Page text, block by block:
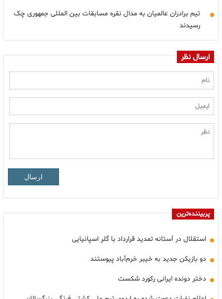
تیم برادران عالمیان به مدال نقره مسابقات بین المللی جمهوری چک
رسیدند
ارسال نظر
ارسال
پربیننده‌ترین
استقلال در آستانه تمدید قرارداد با گلر اسپانیایی
دو بازیکن جدید به خیبر خرم‌آباد پیوستند
دختر دونده ایرانی رکورد شکست